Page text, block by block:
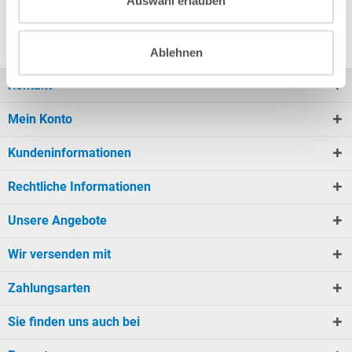
Ablehnen
Kontakt
Mein Konto
Kundeninformationen
Rechtliche Informationen
Unsere Angebote
Wir versenden mit
Zahlungsarten
Sie finden uns auch bei